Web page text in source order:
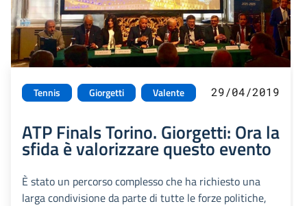
Tennis Giorgetti Valente 29/04/2019
ATP Finals Torino. Giorgetti: Ora la
sfida è valorizzare questo evento
È stato un percorso complesso che ha richiesto una
larga condivisione da parte di tutte le forze politiche,